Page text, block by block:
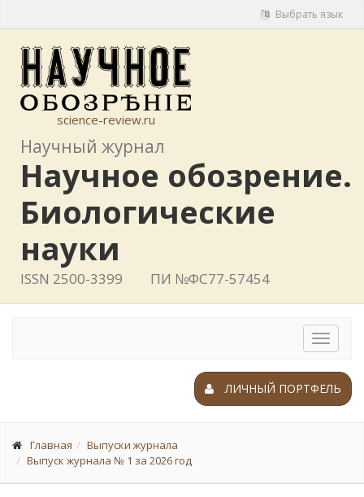
Выбрать язык
science-review.ru
Научный журнал
Научное обозрение.
Биологические
науки
ISSN 2500-3399 ПИ №ФС77-57454
Toggle
ЛИЧНЫЙ ПОРТФЕЛЬ
Главная
Выпуски журнала
Выпуск журнала № 1 за 2026 год